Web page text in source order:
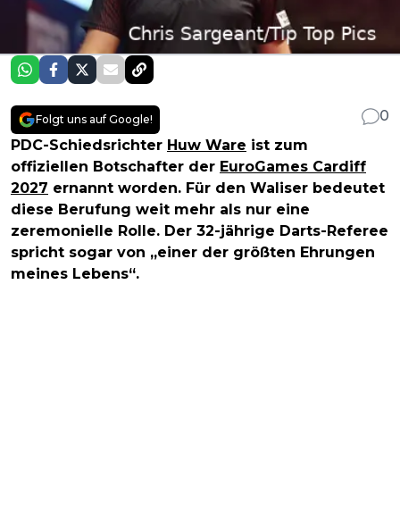
Folgt uns auf Google!
0
PDC-Schiedsrichter Huw Ware ist zum
offiziellen Botschafter der EuroGames Cardiff
2027 ernannt worden. Für den Waliser bedeutet
diese Berufung weit mehr als nur eine
zeremonielle Rolle. Der 32-jährige Darts-Referee
spricht sogar von „einer der größten Ehrungen
meines Lebens“.